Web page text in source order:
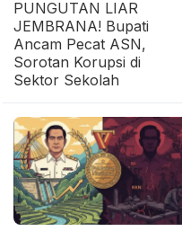
PUNGUTAN LIAR
JEMBRANA! Bupati
Ancam Pecat ASN,
Sorotan Korupsi di
Sektor Sekolah